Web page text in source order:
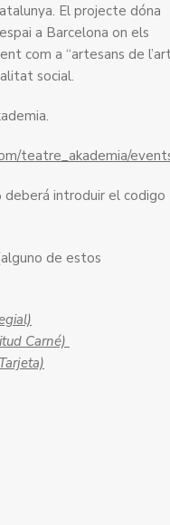
El projecte dóna
a Barcelona on els
com a “artesans de
social.
teatre_akademia/
introduir el codigo
de estos
Carné)